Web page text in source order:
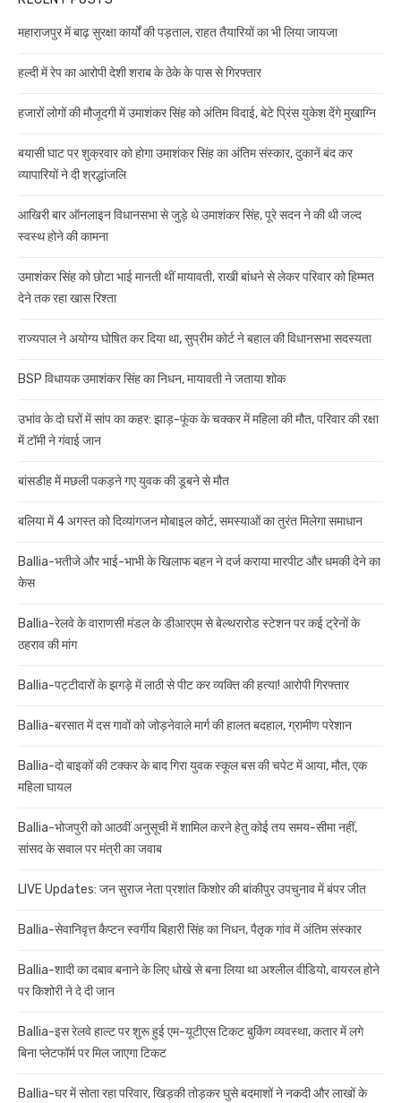
महाराजपुर में बाढ़ सुरक्षा कार्यों की पड़ताल, राहत तैयारियों का भी लिया जायजा
हल्दी में रेप का आरोपी देशी शराब के ठेके के पास से गिरफ्तार
हजारों लोगों की मौजूदगी में उमाशंकर सिंह को अंतिम विदाई, बेटे प्रिंस युकेश देंगे मुखाग्नि
बयासी घाट पर शुक्रवार को होगा उमाशंकर सिंह का अंतिम संस्कार, दुकानें बंद कर
व्यापारियों ने दी श्रद्धांजलि
आखिरी बार ऑनलाइन विधानसभा से जुड़े थे उमाशंकर सिंह, पूरे सदन ने की थी जल्द
स्वस्थ होने की कामना
उमाशंकर सिंह को छोटा भाई मानती थीं मायावती, राखी बांधने से लेकर परिवार को हिम्मत
देने तक रहा खास रिश्ता
राज्यपाल ने अयोग्य घोषित कर दिया था, सुप्रीम कोर्ट ने बहाल की विधानसभा सदस्यता
BSP विधायक उमाशंकर सिंह का निधन, मायावती ने जताया शोक
उभांव के दो घरों में सांप का कहर: झाड़-फूंक के चक्कर में महिला की मौत, परिवार की रक्षा
में टॉमी ने गंवाई जान
बांसडीह में मछली पकड़ने गए युवक की डूबने से मौत
बलिया में 4 अगस्त को दिव्यांगजन मोबाइल कोर्ट, समस्याओं का तुरंत मिलेगा समाधान
Ballia-भतीजे और भाई-भाभी के खिलाफ बहन ने दर्ज कराया मारपीट और धमकी देने का
केस
Ballia-रेलवे के वाराणसी मंडल के डीआरएम से बेल्थरारोड स्टेशन पर कई ट्रेनों के
ठहराव की मांग
Ballia-पट्टीदारों के झगड़े में लाठी से पीट कर व्यक्ति की हत्या! आरोपी गिरफ्तार
Ballia-बरसात में दस गावों को जोड़नेवाले मार्ग की हालत बदहाल, ग्रामीण परेशान
Ballia-दो बाइकों की टक्कर के बाद गिरा युवक स्कूल बस की चपेट में आया, मौत, एक
महिला घायल
Ballia-भोजपुरी को आठवीं अनुसूची में शामिल करने हेतु कोई तय समय-सीमा नहीं,
सांसद के सवाल पर मंत्री का जवाब
LIVE Updates: जन सुराज नेता प्रशांत किशोर की बांकीपुर उपचुनाव में बंपर जीत
Ballia-सेवानिवृत्त कैप्टन स्वर्गीय बिहारी सिंह का निधन, पैतृक गांव में अंतिम संस्कार
Ballia-शादी का दबाव बनाने के लिए धोखे से बना लिया था अश्लील वीडियो, वायरल होने
पर किशोरी ने दे दी जान
Ballia-इस रेलवे हाल्ट पर शुरू हुई एम-यूटीएस टिकट बुकिंग व्यवस्था, कतार में लगे
बिना प्लेटफॉर्म पर मिल जाएगा टिकट
Ballia-घर में सोता रहा परिवार, खिड़की तोड़कर घुसे बदमाशों ने नकदी और लाखों के